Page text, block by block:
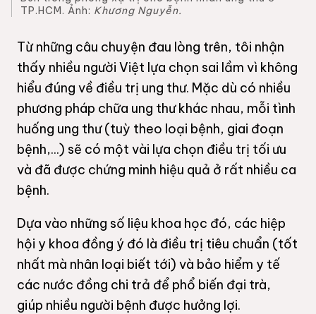
TP.HCM. Ảnh: Khương Nguyễn.
Từ những câu chuyện đau lòng trên, tôi nhận
thấy nhiều người Việt lựa chọn sai lầm vì không
hiểu đúng về điều trị ung thư. Mặc dù có nhiều
phương pháp chữa ung thư khác nhau, mỗi tình
huống ung thư (tuỳ theo loại bệnh, giai đoạn
bệnh,...) sẽ có một vài lựa chọn điều trị tối ưu
và đã được chứng minh hiệu quả ở rất nhiều ca
bệnh.
Dựa vào những số liệu khoa học đó, các hiệp
hội y khoa đồng ý đó là điều trị tiêu chuẩn (tốt
nhất mà nhân loại biết tới) và bảo hiểm y tế
các nước đồng chi trả để phổ biến đại trà,
giúp nhiều người bệnh được hưởng lợi.